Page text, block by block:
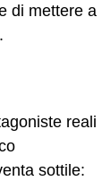
di mettere a
reali
sottile: